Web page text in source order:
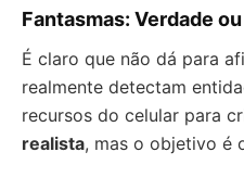
Fantasmas: Verdade
É claro que não dá para
realmente detectam
recursos do celular para
realista, mas o objetivo é